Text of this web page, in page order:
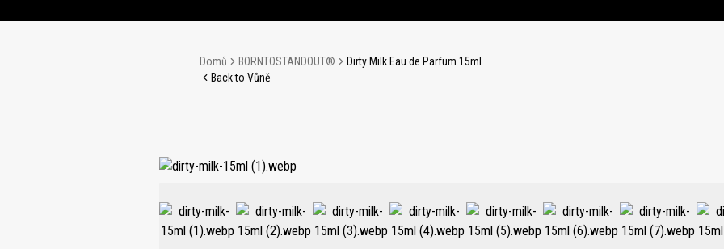
Domů BORNTOSTANDOUT®
Dirty Milk Eau de Parfum 15ml
Back to Vůně